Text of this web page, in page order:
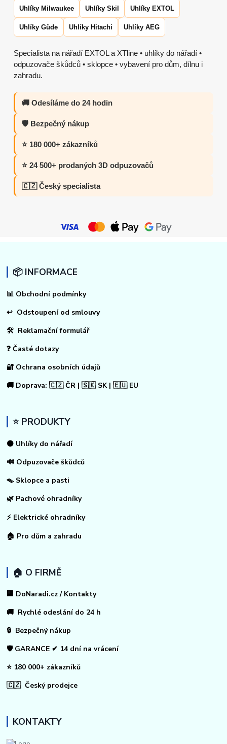
Uhlíky Milwaukee Uhlíky Skil Uhlíky EXTOL
Uhlíky Güde Uhlíky Hitachi Uhlíky AEG
Specialista na nářadí EXTOL a XTline • uhlíky do nářadí •
odpuzovače škůdců • sklopce • vybavení pro dům, dílnu i
zahradu.
🚚 Odesíláme do 24 hodin
🛡️ Bezpečný nákup
⭐ 180 000+ zákazníků
⭐ 24 500+ prodaných 3D odpuzovačů
🇨🇿 Český specialista
📦 INFORMACE
📊 Obchodní podmínky
↩ Odstoupení od smlouvy
🛠 Reklamační formulář
❓ Časté dotazy
🔐 Ochrana osobních údajů
🚚 Doprava: 🇨🇿 ČR | 🇸🇰 SK | 🇪🇺 EU
⭐ PRODUKTY
⚫ Uhlíky do nářadí
🔊 Odpuzovače škůdců
🪤 Sklopce a pasti
🌿 Pachové ohradníky
⚡ Elektrické ohradníky
🏠 Pro dům a zahradu
🏠 O FIRMĚ
🏢 DoNaradi.cz / Kontakty
🚚 Rychlé odeslání do 24 h
🔒 Bezpečný nákup
🛡️ GARANCE ✔ 14 dní na vrácení
⭐ 180 000+ zákazníků
🇨🇿 Český prodejce
KONTAKTY